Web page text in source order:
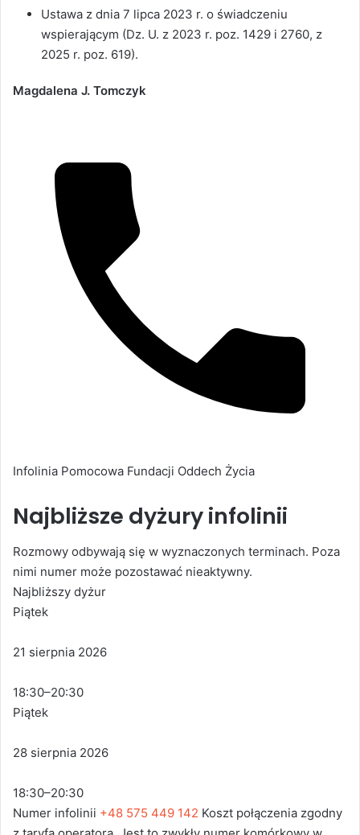
Ustawa z dnia 7 lipca 2023 r. o świadczeniu
wspierającym (Dz. U. z 2023 r. poz. 1429 i 2760, z
2025 r. poz. 619).
Magdalena J. Tomczyk
Infolinia Pomocowa Fundacji Oddech Życia
Najbliższe dyżury infolinii
Rozmowy odbywają się w wyznaczonych terminach. Poza
nimi numer może pozostawać nieaktywny.
Najbliższy dyżur
Piątek
21 sierpnia 2026
18:30–20:30
Piątek
28 sierpnia 2026
18:30–20:30
Numer infolinii +48 575 449 142 Koszt połączenia zgodny